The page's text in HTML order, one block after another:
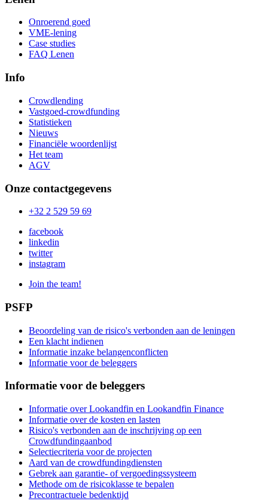
Onroerend goed
VME-lening
Case studies
FAQ Lenen
Info
Crowdlending
Vastgoed-crowdfunding
Statistieken
Nieuws
Financiële woordenlijst
Het team
AGV
Onze contactgegevens
+32 2 529 59 69
facebook
linkedin
twitter
instagram
Join the team!
PSFP
Beoordeling van de risico's verbonden aan de leningen
Een klacht indienen
Informatie inzake belangenconflicten
Informatie voor de beleggers
Informatie voor de beleggers
Informatie over Lookandfin en Lookandfin Finance
Informatie over de kosten en lasten
Risico's verbonden aan de inschrijving op een
Crowdfundingaanbod
Selectiecriteria voor de projecten
Aard van de crowdfundingdiensten
Gebrek aan garantie- of vergoedingssysteem
Methode om de risicoklasse te bepalen
Precontractuele bedenktijd